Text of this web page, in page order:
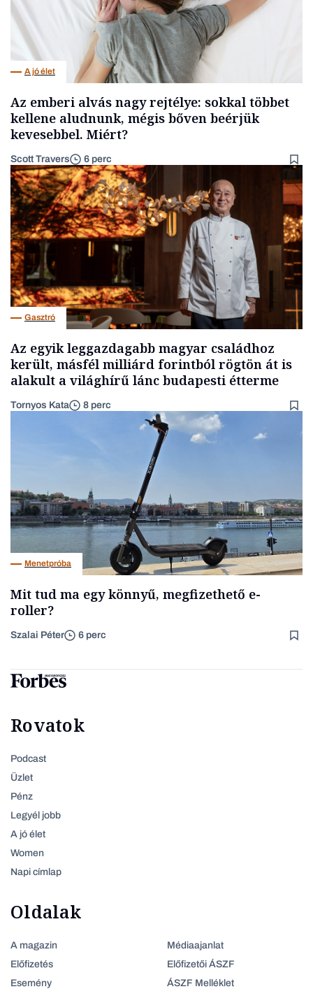
A jó élet
Az emberi alvás nagy rejtélye: sokkal többet
kellene aludnunk, mégis bőven beérjük
kevesebbel. Miért?
Scott Travers 6 perc
Gasztró
Az egyik leggazdagabb magyar családhoz
került, másfél milliárd forintból rögtön át is
alakult a világhírű lánc budapesti étterme
Tornyos Kata 8 perc
Menetpróba
Mit tud ma egy könnyű, megfizethető e-
roller?
Szalai Péter 6 perc
Rovatok
Podcast
Üzlet
Pénz
Legyél jobb
A jó élet
Women
Napi címlap
Oldalak
A magazin
Előfizetés
Esemény
Médiaajanlat
Előfizetői ÁSZF
ÁSZF Melléklet